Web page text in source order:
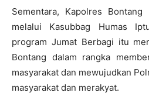
Sementara, Kapolres
melalui Kasubbag Humas
program Jumat Berbagi itu
Bontang dalam rangka
masyarakat dan mewujudkan
masyarakat dan merakyat.